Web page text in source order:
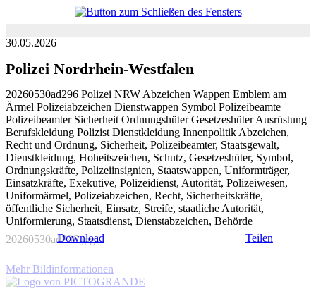
Download Teilen
30.05.2026
Polizei Nordrhein-Westfalen
20260530ad296 Polizei NRW Abzeichen Wappen Emblem am
Ärmel Polizeiabzeichen Dienstwappen Symbol Polizeibeamte
Polizeibeamter Sicherheit Ordnungshüter Gesetzeshüter Ausrüstung
Berufskleidung Polizist Dienstkleidung Innenpolitik Abzeichen,
Recht und Ordnung, Sicherheit, Polizeibeamter, Staatsgewalt,
Dienstkleidung, Hoheitszeichen, Schutz, Gesetzeshüter, Symbol,
Ordnungskräfte, Polizeiinsignien, Staatswappen, Uniformträger,
Einsatzkräfte, Exekutive, Polizeidienst, Autorität, Polizeiwesen,
Uniformärmel, Polizeiabzeichen, Recht, Sicherheitskräfte,
öffentliche Sicherheit, Einsatz, Streife, staatliche Autorität,
Uniformierung, Staatsdienst, Dienstabzeichen, Behörde
20260530ad296.jpg
Mehr Bildinformationen